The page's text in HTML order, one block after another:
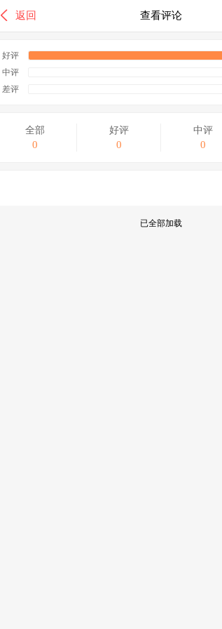
 返回 查看评论
好评
中评
差评
全部
0
好评
0
中评
0
已全部加载